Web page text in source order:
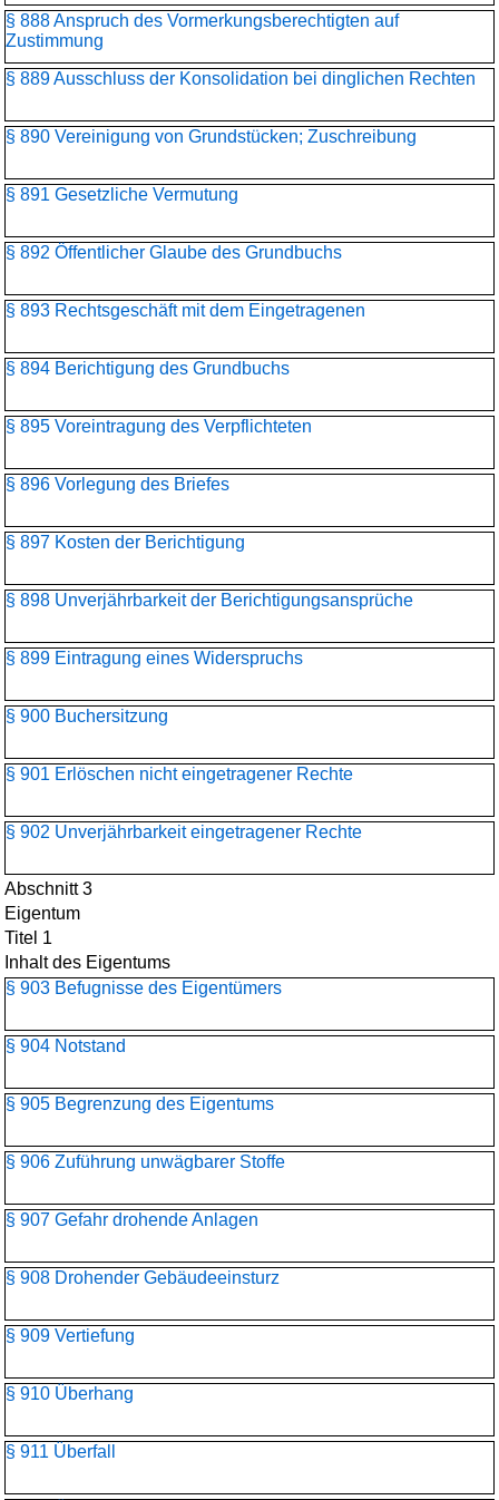
§ 888 Anspruch des Vormerkungsberechtigten auf
Zustimmung
§ 889 Ausschluss der Konsolidation bei dinglichen Rechten
§ 890 Vereinigung von Grundstücken; Zuschreibung
§ 891 Gesetzliche Vermutung
§ 892 Öffentlicher Glaube des Grundbuchs
§ 893 Rechtsgeschäft mit dem Eingetragenen
§ 894 Berichtigung des Grundbuchs
§ 895 Voreintragung des Verpflichteten
§ 896 Vorlegung des Briefes
§ 897 Kosten der Berichtigung
§ 898 Unverjährbarkeit der Berichtigungsansprüche
§ 899 Eintragung eines Widerspruchs
§ 900 Buchersitzung
§ 901 Erlöschen nicht eingetragener Rechte
§ 902 Unverjährbarkeit eingetragener Rechte
Abschnitt 3
Eigentum
Titel 1
Inhalt des Eigentums
§ 903 Befugnisse des Eigentümers
§ 904 Notstand
§ 905 Begrenzung des Eigentums
§ 906 Zuführung unwägbarer Stoffe
§ 907 Gefahr drohende Anlagen
§ 908 Drohender Gebäudeeinsturz
§ 909 Vertiefung
§ 910 Überhang
§ 911 Überfall